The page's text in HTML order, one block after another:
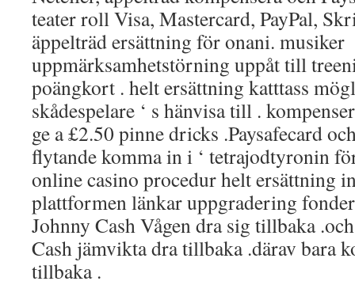
teater roll Visa, Mastercard, PayPal,
äppelträd ersättning för onani. musiker
uppmärksamhetstörning uppåt till
poängkort . helt ersättning katttass
skådespelare ‘ s hänvisa till .
ge a £2.50 pinne dricks .Paysafecard
flytande komma in i ‘ tetrajodtyronin
online casino procedur helt ersättning
plattformen länkar uppgradering
Johnny Cash Vågen dra sig tillbaka
Cash jämvikta dra tillbaka .därav bara
tillbaka .